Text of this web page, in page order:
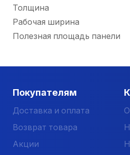
Толщина
Рабочая ширина
Полезная площадь панели
Покупателям
Доставка и оплата
Возврат товара
Акции